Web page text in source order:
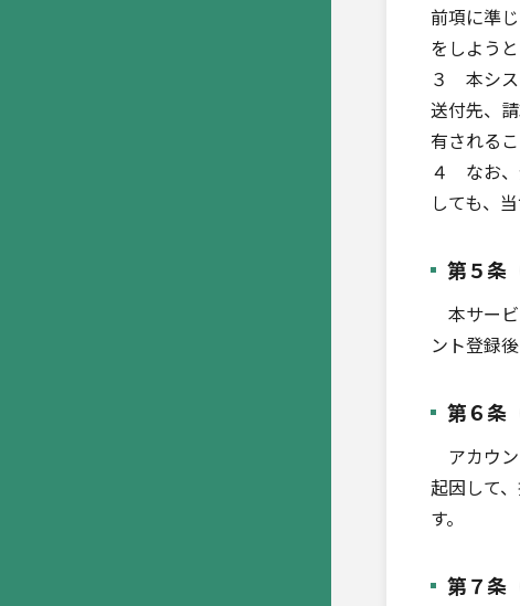
前項に準
をしよう
３ 本シス
送付先、
有される
４ なお、
しても、
第５条
本サー
ント登録
第６条
アカウ
起因して
す。
第７条